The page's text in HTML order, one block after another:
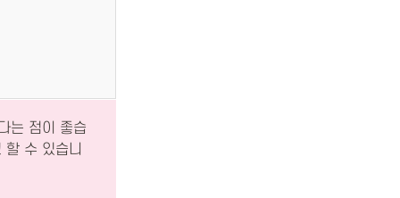
는 점이 좋습
수 있습니